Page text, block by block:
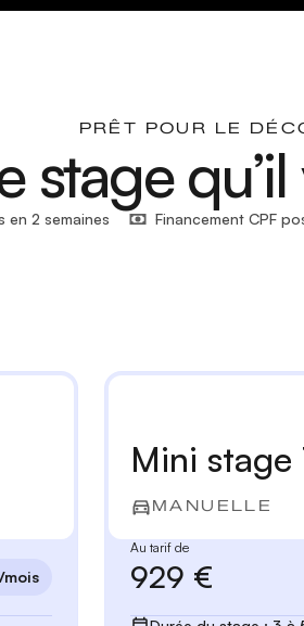
PRÊT POUR LE
stage
en 2 semaines Financement CPF
Mini stage
MANUELLE
Au tarif de
929 €